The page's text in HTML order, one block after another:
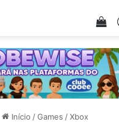
Início /Games /Xbox